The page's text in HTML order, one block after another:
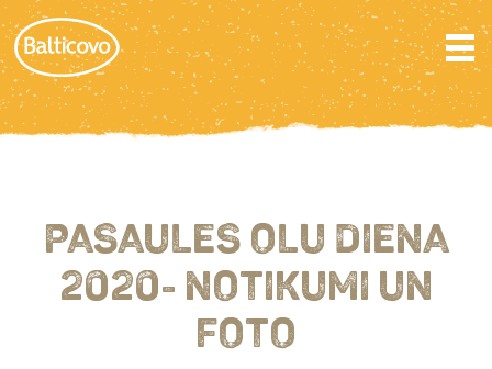
PASAULES OLU DIENA
2020- NOTIKUMI UN
FOTO